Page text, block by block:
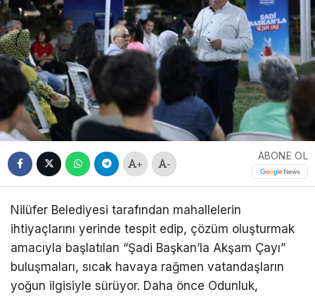
+ -
ABONE OL
Nilüfer Belediyesi tarafından mahallelerin
ihtiyaçlarını yerinde tespit edip, çözüm oluşturmak
amacıyla başlatılan “Şadi Başkan’la Akşam Çayı”
buluşmaları, sıcak havaya rağmen vatandaşların
yoğun ilgisiyle sürüyor. Daha önce Odunluk,